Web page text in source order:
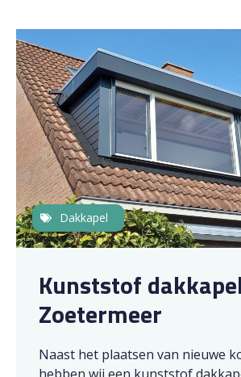
Dakkapel
Kunststof dakkapel
Zoetermeer
Naast het plaatsen van nieuwe